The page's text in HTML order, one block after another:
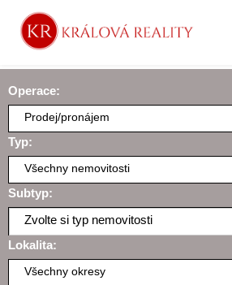
Operace:
Prodej/pronájem
Typ:
Všechny nemovitosti
Subtyp:
Zvolte si typ nemovitosti
Lokalita:
Všechny okresy